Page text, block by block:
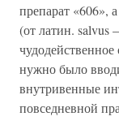
препарат «606»,
(от латин.
нужно было
внутривенные
повседневной